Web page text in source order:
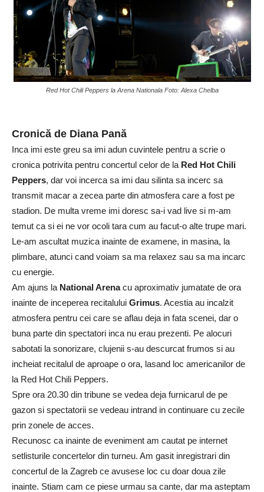
Red Hot Chili Peppers la Arena Nationala Foto: Alexa Chelba
Cronică de Diana Pană
Inca imi este greu sa imi adun cuvintele pentru a scrie o
cronica potrivita pentru concertul celor de la Red Hot Chili
Peppers, dar voi incerca sa imi dau silinta sa incerc sa
transmit macar a zecea parte din atmosfera care a fost pe
stadion. De multa vreme imi doresc sa-i vad live si m-am
temut ca si ei ne vor ocoli tara cum au facut-o alte trupe mari.
Le-am ascultat muzica inainte de examene, in masina, la
plimbare, atunci cand voiam sa ma relaxez sau sa ma incarc
cu energie.
Am ajuns la National Arenacu aproximativ jumatate de ora
inainte de inceperea recitalului Grimus. Acestia au incalzit
atmosfera pentru cei care se aflau deja in fata scenei, dar o
buna parte din spectatori inca nu erau prezenti. Pe alocuri
sabotati la sonorizare, clujenii s-au descurcat frumos si au
incheiat recitalul de aproape o ora, lasand loc americanilor de
la Red Hot Chili Peppers.
Spre ora 20.30 din tribune se vedea deja furnicarul de pe
gazon si spectatorii se vedeau intrand in continuare cu zecile
prin zonele de acces.
Recunosc ca inainte de eveniment am cautat pe internet
setlisturile concertelor din turneu. Am gasit inregistrari din
concertul de la Zagreb ce avusese loc cu doar doua zile
inainte. Stiam cam ce piese urmau sa cante, dar ma asteptam